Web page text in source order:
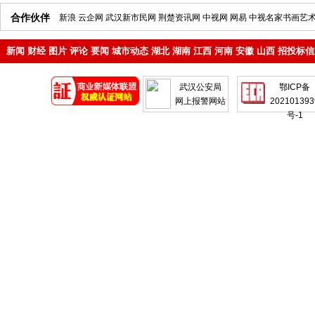
合作伙伴 新浪 云企网 武汉新市民网 荆楚资讯网 中视网 网易 中视名家书画艺
新闻 财经 图片 评论 要闻 城市动态 湖北 湖南 江西 河南 安徽 山西 招投标
武汉公安局
网上报警网站
鄂ICP备
号-1